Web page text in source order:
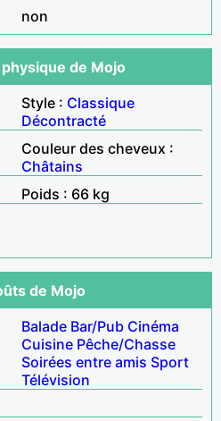
non
de Mojo
Style : Classique
Décontracté
Couleur des cheveux :
Châtains
Poids : 66 kg
de Mojo
Balade Bar/Pub Cinéma
Cuisine Pêche/Chasse
Soirées entre amis Sport
Télévision